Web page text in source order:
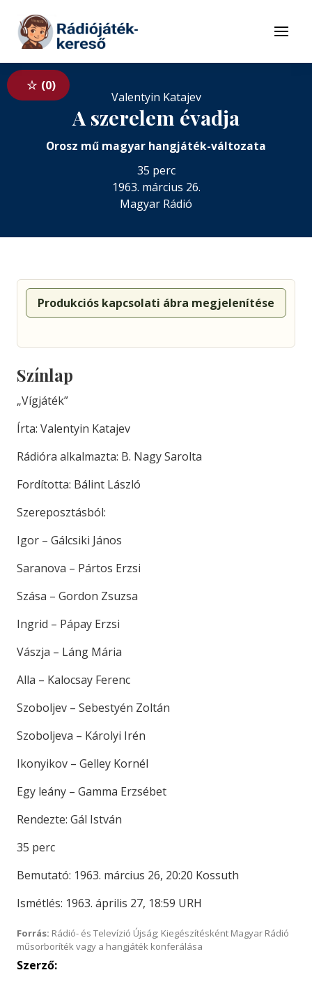
Tovább a tartalomhoz
Menü
0
Valentyin Katajev
A szerelem évadja
Orosz mű magyar hangjáték-változata
35 perc
1963. március 26.
Magyar Rádió
Produkciós kapcsolati ábra megjelenítése
Színlap
„Vígjáték”
Írta: Valentyin Katajev
Rádióra alkalmazta: B. Nagy Sarolta
Fordította: Bálint László
Szereposztásból:
Igor – Gálcsiki János
Saranova – Pártos Erzsi
Szása – Gordon Zsuzsa
Ingrid – Pápay Erzsi
Vászja – Láng Mária
Alla – Kalocsay Ferenc
Szoboljev – Sebestyén Zoltán
Szoboljeva – Károlyi Irén
Ikonyikov – Gelley Kornél
Egy leány – Gamma Erzsébet
Rendezte: Gál István
35 perc
Bemutató: 1963. március 26, 20:20 Kossuth
Ismétlés: 1963. április 27, 18:59 URH
Forrás: Rádió- és Televízió Újság; Kiegészítésként Magyar Rádió
műsorboríték vagy a hangjáték konferálása
Szerző: